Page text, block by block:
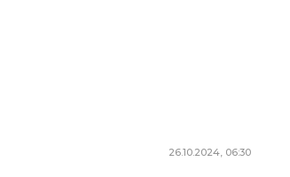
26.10.2024, 06:30